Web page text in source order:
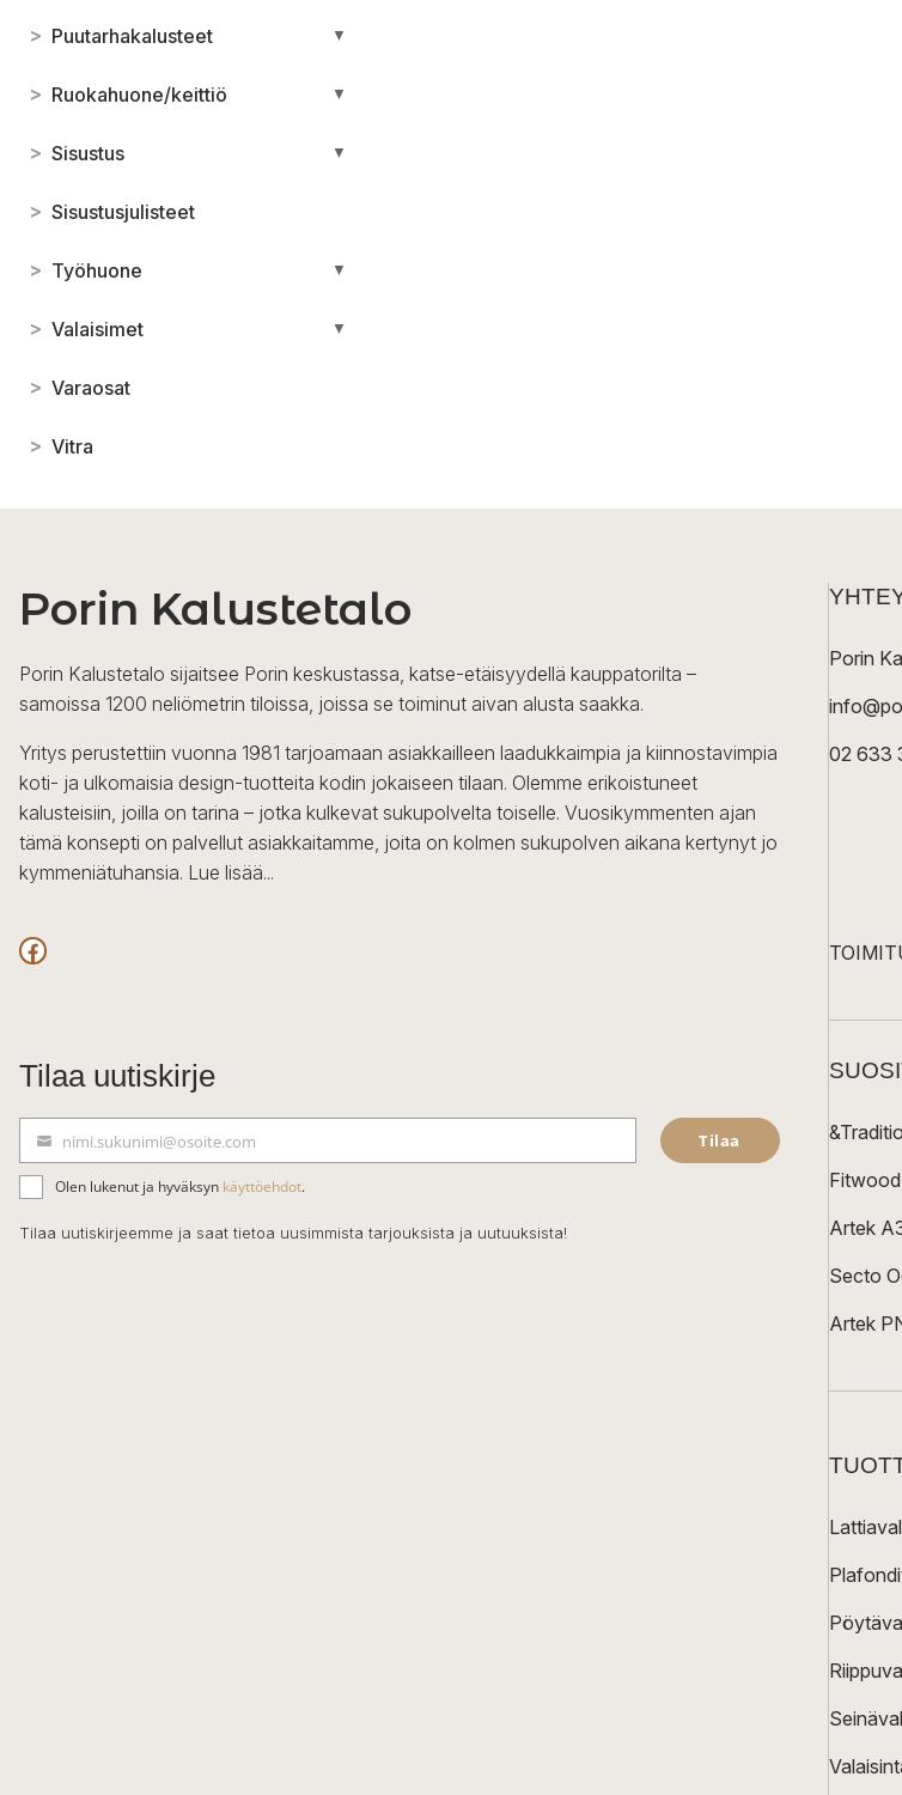
> Puutarhakalusteet ▼
> Ruokahuone/keittiö ▼
> Sisustus ▼
> Sisustusjulisteet
> Työhuone ▼
> Valaisimet ▼
> Varaosat
> Vitra
Porin Kalustetalo
Porin Kalustetalo sijaitsee Porin keskustassa, katse-etäisyydellä kauppatorilta –
samoissa 1200 neliömetrin tiloissa, joissa se toiminut aivan alusta saakka.
Yritys perustettiin vuonna 1981 tarjoamaan asiakkailleen laadukkaimpia ja kiinnostavimpia
koti- ja ulkomaisia design-tuotteita kodin jokaiseen tilaan. Olemme erikoistuneet
kalusteisiin, joilla on tarina – jotka kulkevat sukupolvelta toiselle. Vuosikymmenten ajan
tämä konsepti on palvellut asiakkaitamme, joita on kolmen sukupolven aikana kertynyt jo
kymmeniätuhansia. Lue lisää...
Facebook
Tilaa uutiskirje
ä
h
k
nimi.sukunimi@osoite.com Tilaa
Olen lukenut ja hyväksyn käyttöehdot.
Tilaa uutiskirjeemme ja saat tietoa uusimmista tarjouksista ja uutuuksista!
Porin
02 633
Artek
Secto
Artek